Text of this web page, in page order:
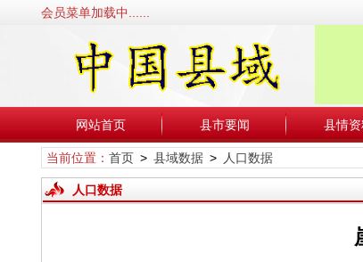
会员菜单加载中......
网站首页 县市要闻 县情
当前位置： 首页> 县域数据> 人口数据
人口数据